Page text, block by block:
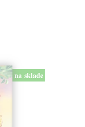
na sklade